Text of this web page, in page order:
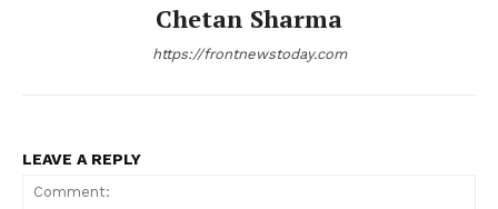
Chetan Sharma
https://frontnewstoday.com
LEAVE A REPLY